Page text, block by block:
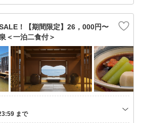
！【期間限定】26，000円〜
＜一泊二食付＞